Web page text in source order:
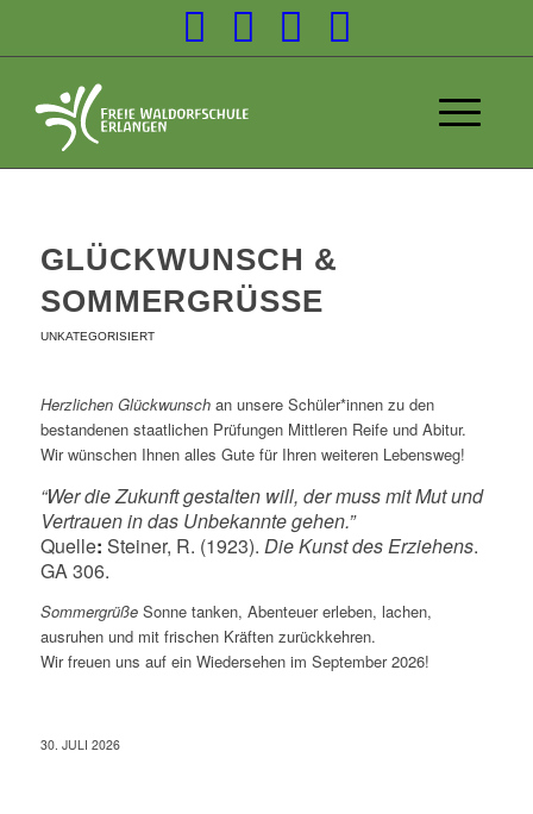
GLÜCKWUNSCH &
SOMMERGRÜSSE
UNKATEGORISIERT
Herzlichen Glückwunschan unsere Schüler*innen zu den
bestandenen staatlichen Prüfungen Mittleren Reife und Abitur.
Wir wünschen Ihnen alles Gute für Ihren weiteren Lebensweg!
“Wer die Zukunft gestalten will, der muss mit Mut und
Vertrauen in das Unbekannte gehen.”
Quelle: Steiner, R. (1923). Die Kunst des Erziehens.
GA 306.
SommergrüßeSonne tanken, Abenteuer erleben, lachen,
ausruhen und mit frischen Kräften zurückkehren.
Wir freuen uns auf ein Wiedersehen im September 2026!
30. JULI 2026